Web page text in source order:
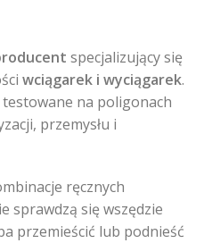
specjalizujący się
wciągarek i wyciągarek.
na poligonach
przemysłu i
ręcznych
sprawdzą się wszędzie
przemieścić lub podnieść